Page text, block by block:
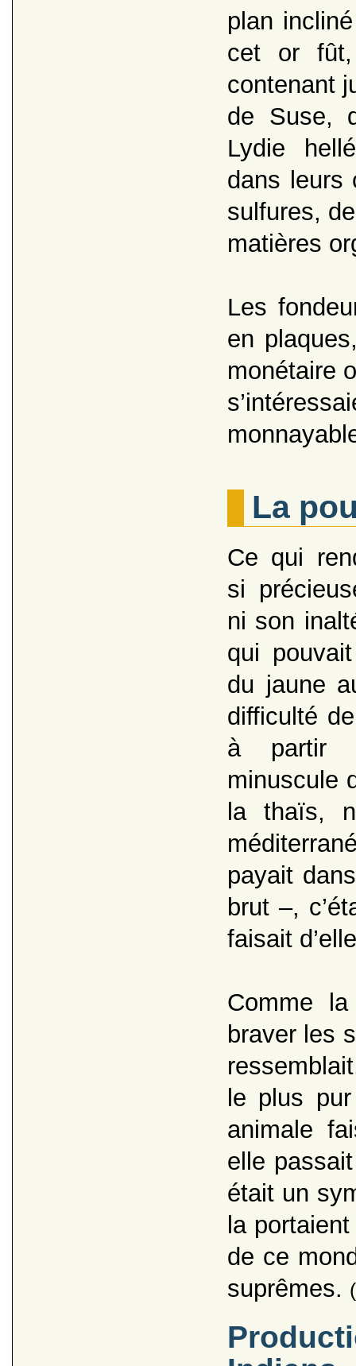
plan
cet or
contenant
de Suse,
Lydie
dans leurs
sulfures,
matières
Les
en
monétaire
La
Ce qui
si
ni son
qui
du jaune
difficulté
à partir
minuscule
la thaïs,
payait
brut –,
faisait
Comme
braver les
le plus
animale
elle
était un
la
de ce
suprêmes.